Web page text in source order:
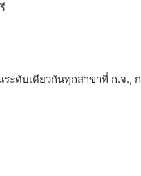
ดับเดียวกันทุกสาขาที่ ก.จ.,